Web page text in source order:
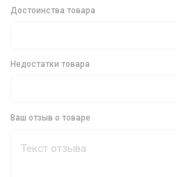
Достоинства товара
Недостатки товара
Ваш отзыв о товаре